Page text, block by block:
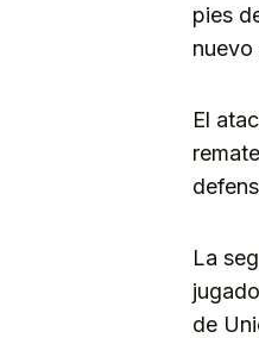
pies
nuevo
El
La
de